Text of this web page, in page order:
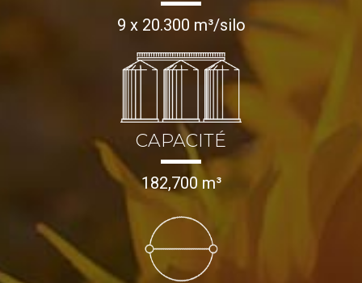
9 x 20.300 m³/silo
CAPACITÉ
182,700 m³